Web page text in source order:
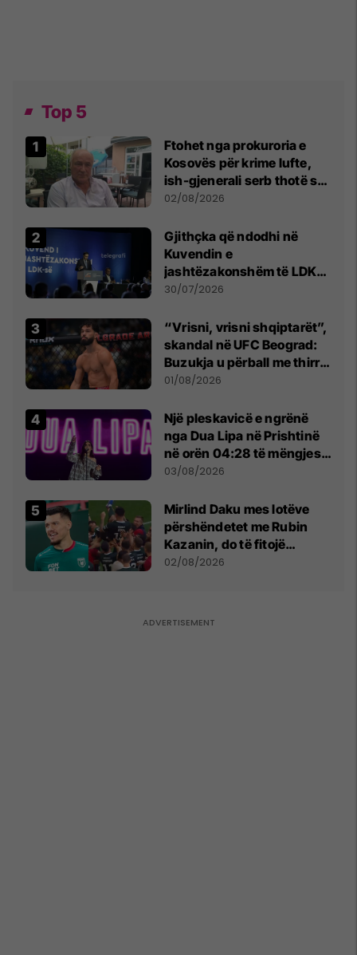
Top 5
Ftohet nga prokuroria e
Kosovës për krime lufte,
ish-gjenerali serb thotë se
dikush e tradhtoi në
02/08/2026
Gjithçka që ndodhi në
Kuvendin e
jashtëzakonshëm të LDK-
së
30/07/2026
“Vrisni, vrisni shqiptarët”,
skandal në UFC Beograd:
Buzukja u përball me thirrje
anti-shqiptare nga
01/08/2026
Një pleskavicë e ngrënë
nga Dua Lipa në Prishtinë
në orën 04:28 të mëngjesit
- dhe bota digjitale serbe
03/08/2026
Mirlind Daku mes lotëve
përshëndetet me Rubin
Kazanin, do të fitojë
miliona te Spartak Moska
02/08/2026